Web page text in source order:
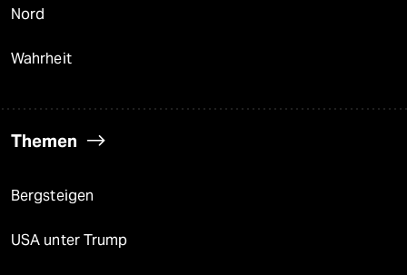
Nord
Wahrheit
Themen
Bergsteigen
USA unter Trump